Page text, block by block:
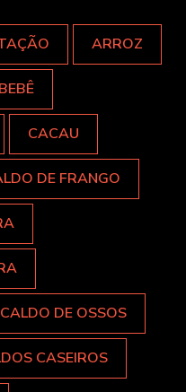
ARROZ
BEBÊ
CACAU
DE FRANGO
CALDO DE OSSOS
CASEIROS